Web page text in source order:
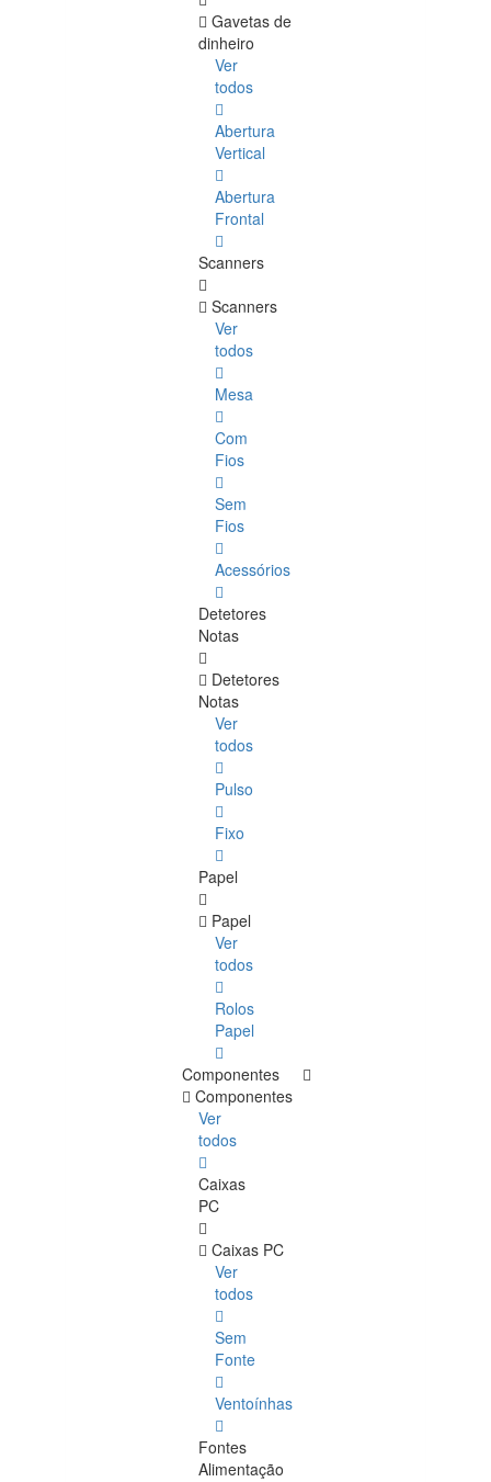
Gavetas de
dinheiro
Ver
todos
Abertura
Vertical
Abertura
Frontal
Scanners
Scanners
Ver
todos
Mesa
Com
Fios
Sem
Fios
Acessórios
Detetores
Notas
Detetores
Notas
Ver
todos
Pulso
Fixo
Papel
Papel
Ver
todos
Rolos
Papel
Componentes
Componentes
Ver
todos
Caixas
PC
Caixas PC
Ver
todos
Sem
Fonte
Ventoínhas
Fontes
Alimentação